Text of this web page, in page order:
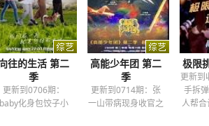
往的生活 第二
季
更新到0706期：
baby化身包饺子小
高能少年团 第二
季
更新到0714期：张
一山带病现身收官之
极限
更新到
手拆
人帮合